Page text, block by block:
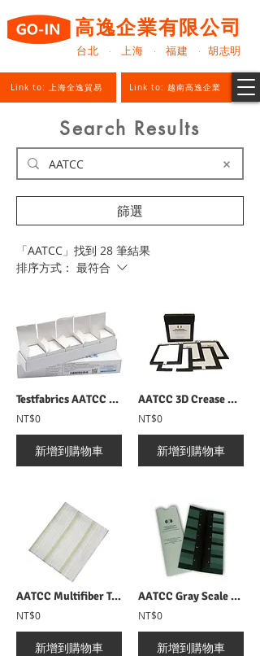
Link to: 上海全逸貿易
高逸企業有限公司
Link to: 越南高逸企業
台北 · 上海 · 福建 · 胡志明
Search Results
篩選
「AATCC」找到 28 筆結果
排序方式： 最符合
Testfabrics AATCC Crock Test Cloth AATCC磨擦白棉布
NT$0
新增到購物車
AATCC 3D Crease Replicas AATCC褶皺外觀判級圖
NT$0
新增到購物車
AATCC Multifiber Testfabrics AATCC 六種纖維水洗附布
NT$0
新增到購物車
AATCC Gray Scale for Color Change/Staining AATCC 沾色變色灰卡
NT$0
新增到購物車